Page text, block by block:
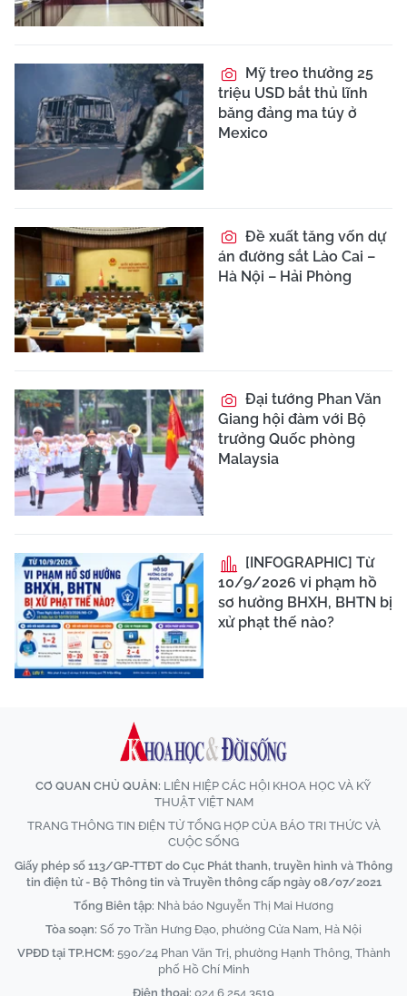
Mỹ treo thưởng 25
triệu USD bắt thủ lĩnh
băng đảng ma túy ở
Mexico
Đề xuất tăng vốn dự
án đường sắt Lào Cai –
Hà Nội – Hải Phòng
Đại tướng Phan Văn
Giang hội đàm với Bộ
trưởng Quốc phòng
Malaysia
[INFOGRAPHIC] Từ
10/9/2026 vi phạm hồ
sơ hưởng BHXH, BHTN bị
xử phạt thế nào?
CƠ QUAN CHỦ QUẢN: LIÊN HIỆP CÁC HỘI KHOA HỌC VÀ KỸ
THUẬT VIỆT NAM
TRANG THÔNG TIN ĐIỆN TỬ TỔNG HỢP CỦA BÁO TRI THỨC VÀ
CUỘC SỐNG
Giấy phép số 113/GP-TTĐT do Cục Phát thanh, truyền hình và Thông
tin điện tử - Bộ Thông tin và Truyền thông cấp ngày 08/07/2021
Tổng Biên tập: Nhà báo Nguyễn Thị Mai Hương
Tòa soạn: Số 70 Trần Hưng Đạo, phường Cửa Nam, Hà Nội
VPĐD tại TP.HCM: 590/24 Phan Văn Trị, phường Hạnh Thông, Thành
phố Hồ Chí Minh
Điện thoại: 024 6 254 3519